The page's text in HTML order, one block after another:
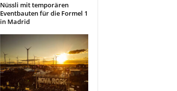
Nüssli mit temporären
Eventbauten für die Formel 1
in Madrid